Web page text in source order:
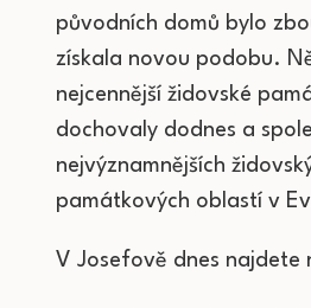
původních domů bylo
získala novou podobu.
nejcennější židovské
dochovaly dodnes a
nejvýznamnějších
památkových oblastí v
V Josefově dnes najdete